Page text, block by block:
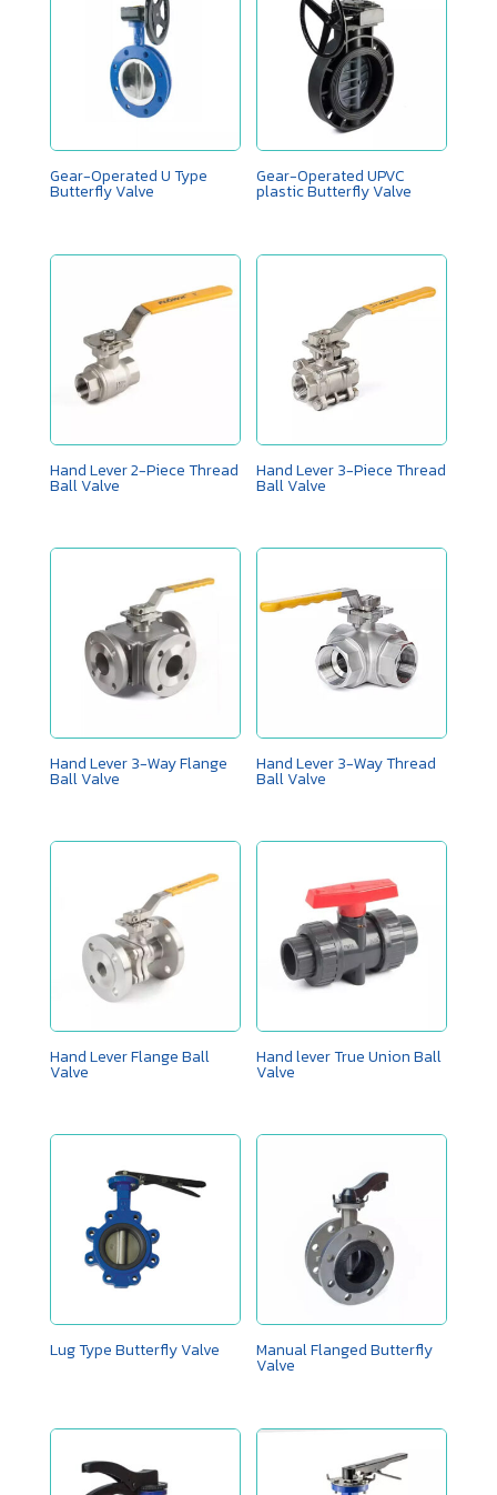
Gear-Operated U Type
Butterfly Valve
Gear-Operated UPVC
plastic Butterfly Valve
Hand Lever 2-Piece Thread
Ball Valve
Hand Lever 3-Piece Thread
Ball Valve
Hand Lever 3-Way Flange
Ball Valve
Hand Lever 3-Way Thread
Ball Valve
Hand Lever Flange Ball
Valve
Hand lever True Union Ball
Valve
Lug Type Butterfly Valve Manual Flanged Butterfly
Valve